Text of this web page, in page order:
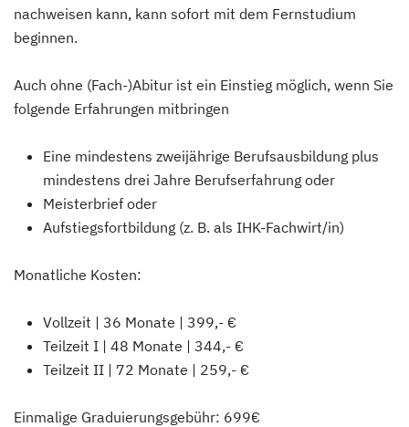
nachweisen kann, kann sofort mit dem Fernstudium
beginnen.
Auch ohne (Fach-)Abitur ist ein Einstieg möglich, wenn Sie
folgende Erfahrungen mitbringen
Eine mindestens zweijährige Berufsausbildung plus
mindestens drei Jahre Berufserfahrung oder
Meisterbrief oder
Aufstiegsfortbildung (z. B. als IHK-Fachwirt/in)
Monatliche Kosten:
Vollzeit | 36 Monate | 399,- €
Teilzeit I | 48 Monate | 344,- €
Teilzeit II | 72 Monate | 259,- €
Einmalige Graduierungsgebühr: 699€